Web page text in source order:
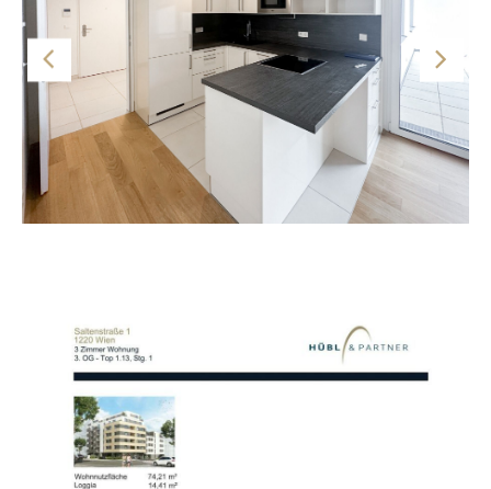
.) umweltfreundliches Heizen mittels Erdwärme
.) kontrollierte Wohnraumlüftung